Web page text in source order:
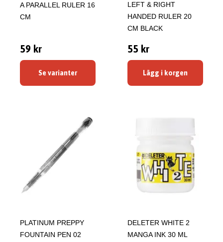
A PARALLEL RULER 16
CM
59 kr
Se varianter
LEFT & RIGHT
HANDED RULER 20
CM BLACK
55 kr
Lägg i korgen
PLATINUM PREPPY
FOUNTAIN PEN 02
DELETER WHITE 2
MANGA INK 30 ML